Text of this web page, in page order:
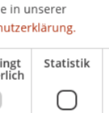
Strasse
in unserer
Statistik